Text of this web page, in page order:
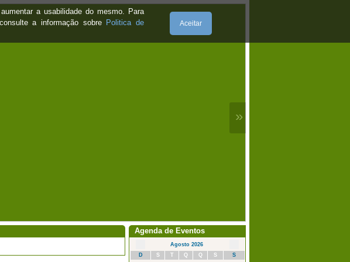
a usabilidade do mesmo. Para
a informação sobre Politica de
Aceitar
»
Agenda de Eventos
Agosto 2026
D
S T Q Q S
S